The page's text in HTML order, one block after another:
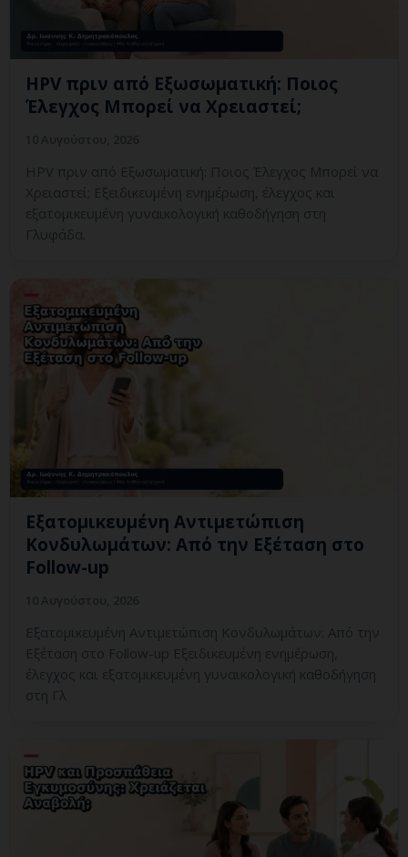
HPV πριν από Εξωσωματική: Ποιος
Έλεγχος Μπορεί να Χρειαστεί;
HPV πριν από Εξωσωματική: Ποιος Έλεγχος Μπορεί να
Χρειαστεί; Εξειδικευμένη ενημέρωση, έλεγχος και
εξατομικευμένη γυναικολογική καθοδήγηση στη
Γλυφάδα.
Εξατομικευμένη Αντιμετώπιση
Κονδυλωμάτων: Από την Εξέταση στο
Follow-up
Εξατομικευμένη Αντιμετώπιση Κονδυλωμάτων: Από την
Εξέταση στο Follow-up Εξειδικευμένη ενημέρωση,
έλεγχος και εξατομικευμένη γυναικολογική καθοδήγηση
στη Γλ